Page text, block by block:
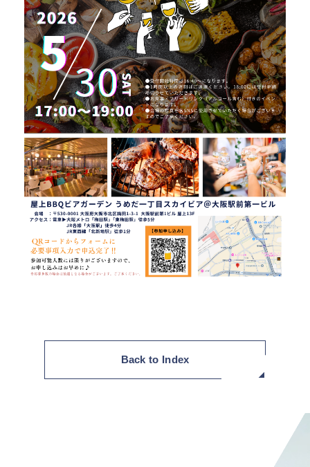
- 記事一覧
ニュース / イベント
お問い合わせ・資料請求
セミナー・イベント申込み
お客様相談室
Back to Index